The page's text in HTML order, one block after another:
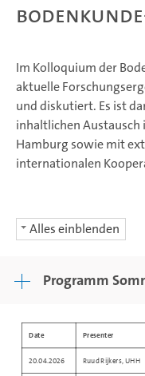
Im Kolloquium der
aktuelle
und diskutiert. Es ist
inhaltlichen Austausch
Hamburg sowie mit
internationalen
Alles einblenden
Programm
Date Presenter
20.04.2026 Ruud Rijkers, UHH